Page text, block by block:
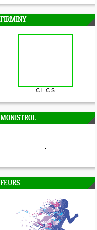
FIRMINY
C.L.C.S
MONISTROL
FEURS